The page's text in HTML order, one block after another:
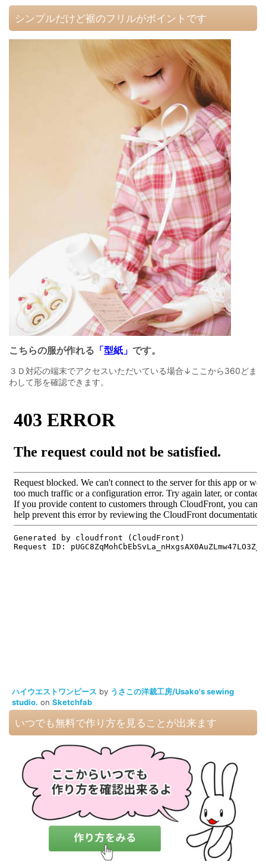
シンプルだけど裾のフリルがポイントです
こちらの服が作れる 「型紙」 です。
３Ｄ対応の端末でアクセスいただいている場合↓ここから360どま
わして形を確認できます。
ハイウエストワンピース by うさこの洋裁工房/Usako's sewing
studio. on Sketchfab
いつでも無料で作り方を見ることが出来ます